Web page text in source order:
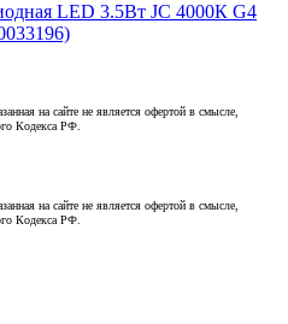
LED 3.5Вт JC 4000К G4
на сайте не является офертой в смысле,
Кодекса РФ.
на сайте не является офертой в смысле,
Кодекса РФ.